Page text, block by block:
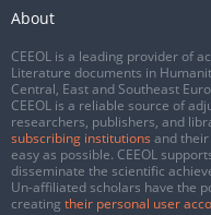
About
CEEOL is a leading provider of
Literature documents in
Central, East and Southeast
CEEOL is a reliable source of
researchers, publishers, and
subscribing institutions and
easy as possible. CEEOL
disseminate the scientific
Un-affiliated scholars have the
creating their personal user